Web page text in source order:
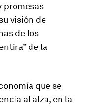
promesas
visión de
de los
de la
que se
al alza, en la